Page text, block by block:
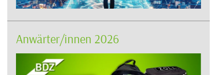
Anwärter/innen 2026